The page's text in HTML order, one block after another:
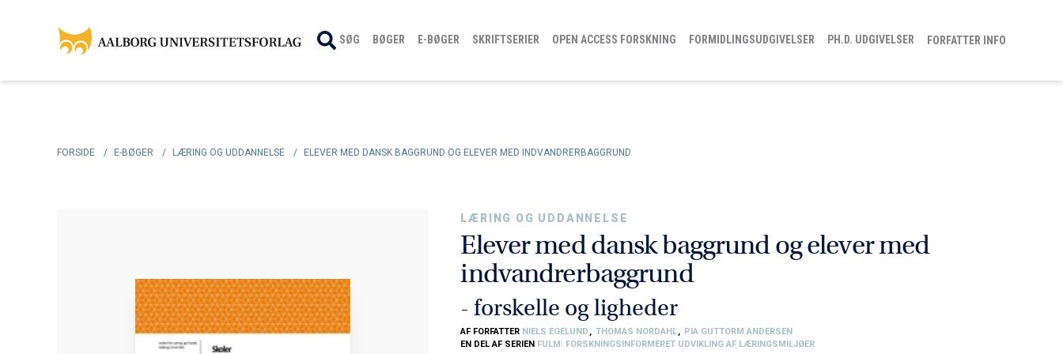
SØG BØGER E-BØGER SKRIFTSERIER OPEN ACCESS FORSKNING FORMIDLINGSUDGIVELSER PH.D. UDGIVELSER FORFATTER INFO
FORSIDE / E-BØGER / LÆRING OG UDDANNELSE / ELEVER MED DANSK BAGGRUND OG ELEVER MED INDVANDRERBAGGRUND
LÆRING OG UDDANNELSE
Elever med dansk baggrund og elever med
indvandrerbaggrund
- forskelle og ligheder
AF FORFATTER NIELS EGELUND, THOMAS NORDAHL, PIA GUTTORM ANDERSEN
EN DEL AF SERIEN FULM: FORSKNINGSINFORMERET UDVIKLING AF LÆRINGSMILJØER